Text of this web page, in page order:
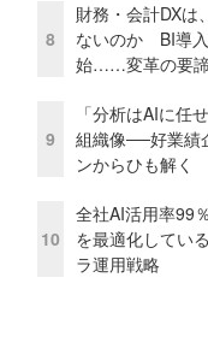
8
財務・会計DXは
ないのか BI導
始……変革の要
9
「分析はAIに任
組織像──好業績
ンからひも解く
10
全社AI活用率99
を最適化してい
ラ運用戦略